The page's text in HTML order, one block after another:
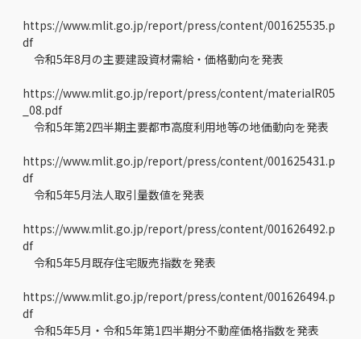
https://www.mlit.go.jp/report/press/content/001625535.p
df
令和5年8月の主要建設資材需給・価格動向を発表
https://www.mlit.go.jp/report/press/content/materialR05
_08.pdf
令和5年第2四半期主要都市高度利用地等の地価動向を発表
https://www.mlit.go.jp/report/press/content/001625431.p
df
令和5年5月法人取引量数値を発表
https://www.mlit.go.jp/report/press/content/001626492.p
df
令和5年5月既存住宅販売指数を発表
https://www.mlit.go.jp/report/press/content/001626494.p
df
令和5年5月・令和5年第1四半期分不動産価格指数を発表